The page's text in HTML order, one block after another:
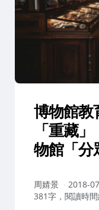
博物館教
「重藏
物館「分
作
者：
周婧景
2018-
381字，閱讀時